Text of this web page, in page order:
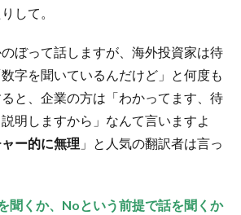
して。
ぼって話しますが、海外投資家は待
字を聞いているんだけど」と何度も
と、企業の方は「わかってます、待
明しますから」なんて言いますよ
ー的に無理 」と人気の翻訳者は言っ
聞くか、Noという前提で話を聞くか